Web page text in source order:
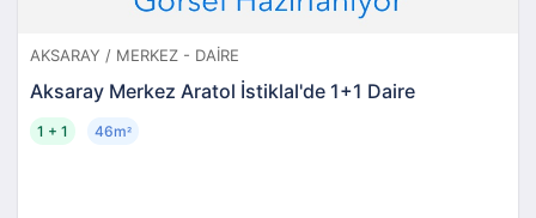
AKSARAY / MERKEZ - DAIRE
Aksaray Merkez Aratol İstiklal'de 1+1 Daire
1 + 1 46m²